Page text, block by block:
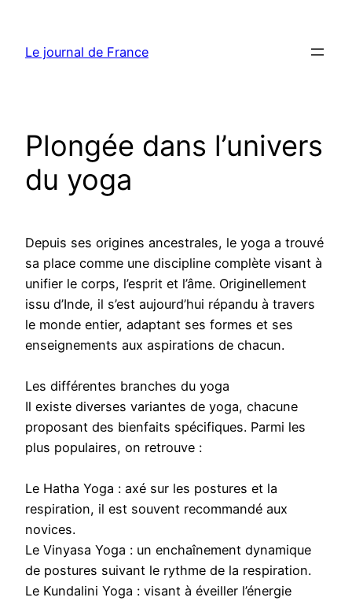
contenu
Le journal de France
Plongée dans l’univers
du yoga
Depuis ses origines ancestrales, le yoga a trouvé
sa place comme une discipline complète visant à
unifier le corps, l’esprit et l’âme. Originellement
issu d’Inde, il s’est aujourd’hui répandu à travers
le monde entier, adaptant ses formes et ses
enseignements aux aspirations de chacun.
Les différentes branches du yoga
Il existe diverses variantes de yoga, chacune
proposant des bienfaits spécifiques. Parmi les
plus populaires, on retrouve :
Le Hatha Yoga : axé sur les postures et la
respiration, il est souvent recommandé aux
novices.
Le Vinyasa Yoga : un enchaînement dynamique
de postures suivant le rythme de la respiration.
Le Kundalini Yoga : visant à éveiller l’énergie